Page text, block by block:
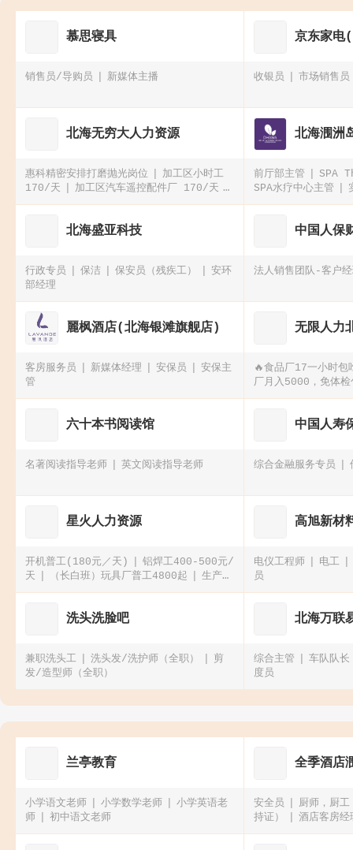
慕思寝具
销售员/导购员 新媒体主播
京东家电
收银员 市场销售员
北海无穷大人力资源
惠科精密安排打磨抛光岗位
加工区小时工
170/天
加‮区工‬汽车遥‮配控‬件厂 170/天
生产/组装蓝牙耳机 170/天 工资可周
北海涠洲
前厅部主管
SPA
SPA水疗中心主管
北海盛亚科技
行政专员 保洁 保安员（残疾工）
安环
部经理
中国人保
法人销售团队-客户
麗枫酒店(北海银滩旗舰店)
客房服务员 新媒体经理 安保员
安保主
管
无限人力
🔥食品厂17一小时包
厂月入5000，免体检
食补贴500工业园电
六十本书阅读馆
名著阅读指导老师 英文阅读指导老师
中国人寿
综合金融服务专员
星火人力资源
开机普工(180元／天)
铝焊工400-500元/
天
（长白班）玩具厂普工4800起
生产手
机配件普工4500-5500元
高旭新材
电仪工程师
电工
员
洗头洗脸吧
兼职洗头工 洗头发/洗护师（全职）
剪
发/造型师（全职）
北海万联
综合主管
车队队长
度员
兰亭教育
小学语文老师 小学数学老师
小学英语老
师
初中语文老师
全季酒店
安全员
厨师，厨工
持证）
酒店客房